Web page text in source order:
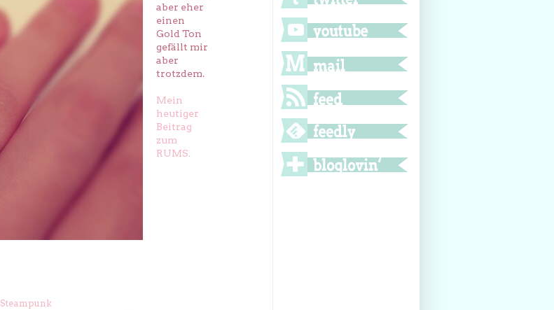
aber eher
einen
Gold Ton
gefällt mir
aber
trotzdem.
Mein
heutiger
Beitrag
zum
RUMS.
Steampunk